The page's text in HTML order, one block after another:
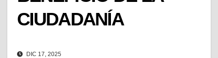
CIUDADANÍA
DIC 17, 2025